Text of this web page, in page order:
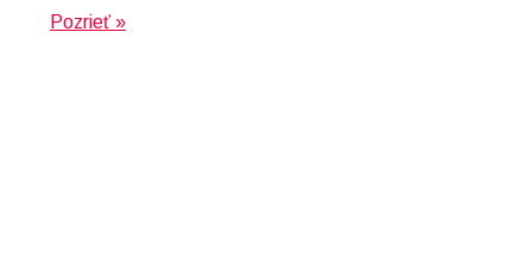
Pozrieť »